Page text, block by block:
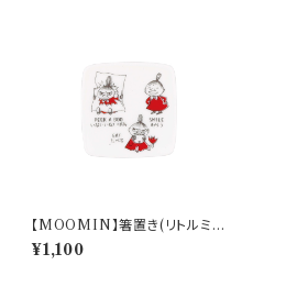
【MOOMIN】箸置き(リトルミ
イ)【MM14000】MM14002-
402
¥1,100